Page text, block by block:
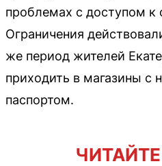
проблемах с доступом к
Ограничения
же период жителей
приходить в магазины с
паспортом.